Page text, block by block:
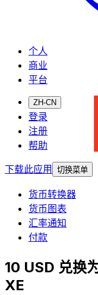
个人
商业
平台
ZH-CN
登录
注册
帮助
下载此应用
切换菜单
货币转换器
货币图表
汇率通知
付款
10 USD 兑换
XE